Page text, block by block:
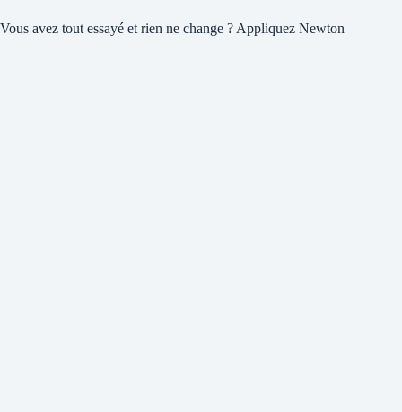
Vous avez tout essayé et rien ne change ? Appliquez Newton